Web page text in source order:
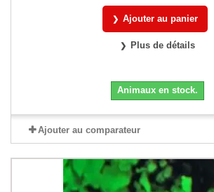
Ajouter au panier
Plus de détails
Animaux en stock.
Ajouter au comparateur